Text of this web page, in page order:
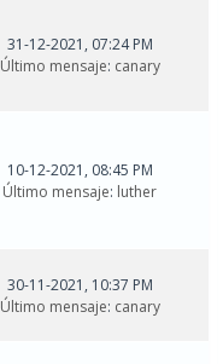
31-12-2021, 07:24 PM
Último mensaje: canary
10-12-2021, 08:45 PM
Último mensaje: luther
30-11-2021, 10:37 PM
Último mensaje: canary